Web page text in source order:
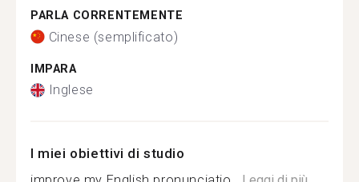
PARLA CORRENTEMENTE
Cinese (semplificato)
IMPARA
Inglese
I miei obiettivi di studio